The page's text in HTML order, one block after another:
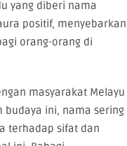
yang diberi nama
positif, menyebarkan
orang-orang di
masyarakat Melayu
budaya ini, nama sering
terhadap sifat dan